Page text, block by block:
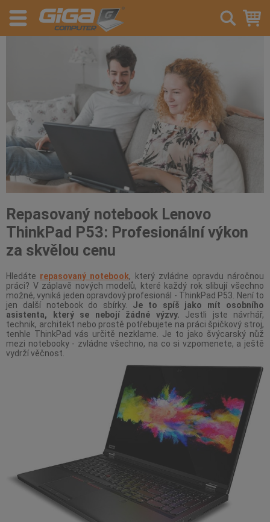
Repasovaný notebook Lenovo
ThinkPad P53: Profesionální výkon
za skvělou cenu
Hledáte repasovaný notebook, který zvládne opravdu náročnou
práci? V záplavě nových modelů, které každý rok slibují všechno
možné, vyniká jeden opravdový profesionál - ThinkPad P53. Není to
jen další notebook do sbírky. Je to spíš jako mít osobního
asistenta, který se nebojí žádné výzvy. Jestli jste návrhář,
technik, architekt nebo prostě potřebujete na práci špičkový stroj,
tenhle ThinkPad vás určitě nezklame. Je to jako švýcarský nůž
mezi notebooky - zvládne všechno, na co si vzpomenete, a ještě
vydrží věčnost.